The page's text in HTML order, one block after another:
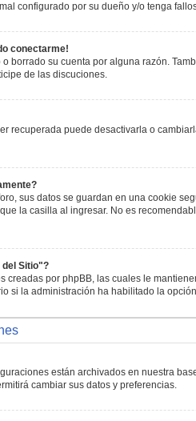
configurado por su dueño y/o tenga
conectarme!
borrado su cuenta por alguna razón.
de las discuciones.
recuperada puede desactivarla o
sus datos se guardan en una cookie
la casilla al ingresar. No es
del Sitio"?
creadas por phpBB, las cuales le
si la administración ha habilitado la
están archivados en nuestra
cambiar sus datos y preferencias.